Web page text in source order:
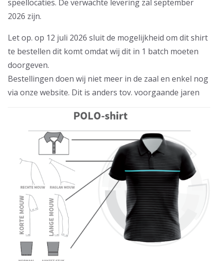
speellocaties. De verwachte levering zal september
2026 zijn.
Let op. op 12 juli 2026 sluit de mogelijkheid om dit shirt
te bestellen dit komt omdat wij dit in 1 batch moeten
doorgeven.
Bestellingen doen wij niet meer in de zaal en enkel nog
via onze website. Dit is anders tov. voorgaande jaren